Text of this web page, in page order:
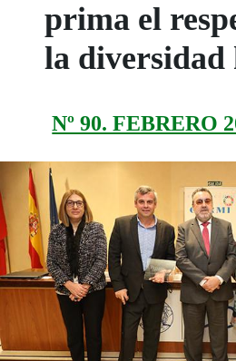
prima el
la diversidad
Nº 90. FEBRERO